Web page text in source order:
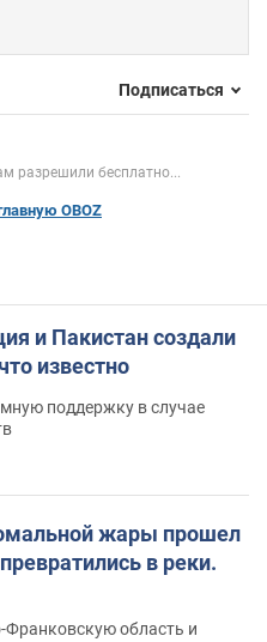
Подписаться
разрешили бесплатно...
OBOZ
и Пакистан создали
известно
поддержку в случае
жары прошел
в реки.
область и